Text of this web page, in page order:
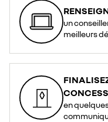
un
meilleurs
en